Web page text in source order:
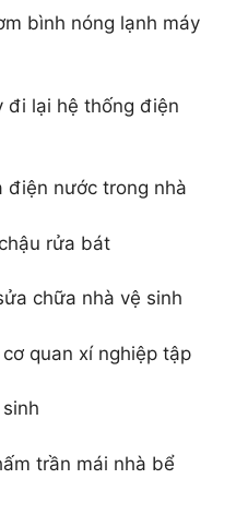
bình nóng lạnh máy
đi lại hệ thống điện
điện nước trong nhà
rửa bát
chữa nhà vệ sinh
quan xí nghiệp tập
trần mái nhà bể